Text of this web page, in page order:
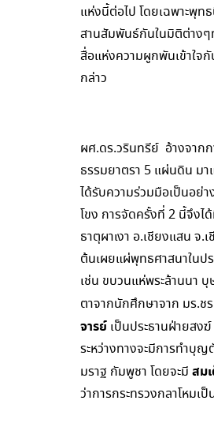
แห่งนี้ต่อไป โดยเฉพาะพุท
สานสัมพันธ์กันในมิติต่างๆ
สื่อแห่งความผูกพันเข้าใจ
กล่าว
ผศ.ดร.วรินทรีย์ อ้างจาก
ธรรมยาตรา 5 แผ่นดิน มา
ได้รับความร่วมมือเป็นอย่
โขง การจัดครั้งที่ 2 นี้จึงไ
ธาตุผาเงา อ.เชียงแสน จ
ต้นเผยแผ่พุทธศาสนาในป
เช่น ขบวนแห่พระล้านนา
ตาจากนักศึกษาจาก มร.ช
จารย์ เป็นประธานฝ่ายสงฆ์
ระหว่างทางจะมีการทำบุ
มราฐ กัมพูชา โดยจะมี สม
ว่าการกระทรวงกลาโหมเป็